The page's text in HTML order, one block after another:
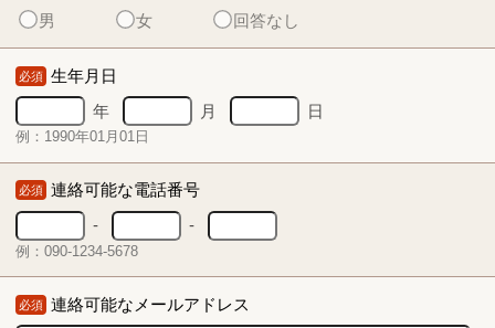
男
女 回答なし
必須 生年月日
年
月 日
例：1990年01月01日
必須 連絡可能な電話番号
-
-
例：090-1234-5678
必須 連絡可能なメールアドレス